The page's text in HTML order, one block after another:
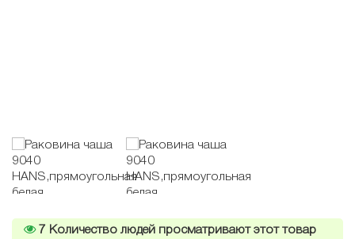
7 Количество людей просматривают этот товар